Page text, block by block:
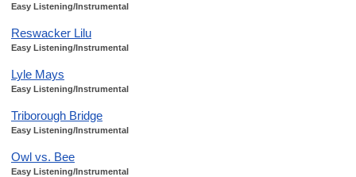
Easy Listening/Instrumental
Reswacker Lilu
Easy Listening/Instrumental
Lyle Mays
Easy Listening/Instrumental
Triborough Bridge
Easy Listening/Instrumental
Owl vs. Bee
Easy Listening/Instrumental